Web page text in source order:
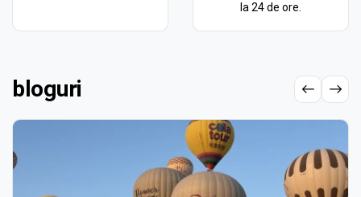
la 24 de ore.
bloguri